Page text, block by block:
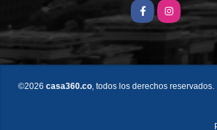
FacebookInstagram
©2026 casa360.co , todos los derechos reservados.